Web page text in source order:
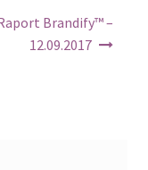
Brandify™ –
12.09.2017